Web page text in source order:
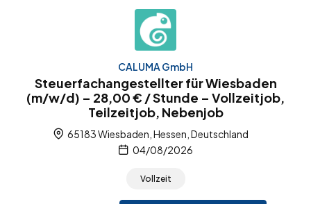
CALUMA GmbH
Steuerfachangestellter für Wiesbaden
(m/w/d) – 28,00 € / Stunde – Vollzeitjob,
Teilzeitjob, Nebenjob
65183 Wiesbaden, Hessen, Deutschland
04/08/2026
Vollzeit